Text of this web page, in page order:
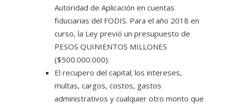
Autoridad de Aplicación en cuentas
fiduciarias del FODIS. Para el año 2018 en
curso, la Ley previó un presupuesto de
PESOS QUINIENTOS MILLONES
($500.000.000).
El recupero del capital; los intereses,
multas, cargos, costos, gastos
administrativos y cualquier otro monto que